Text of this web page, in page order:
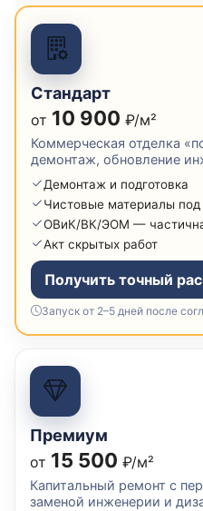
Стандарт
от 10 900 ₽/м²
Коммерческая отделка
демонтаж, обновление
Демонтаж и подготовка
Чистовые материалы под
ОВиК/ВК/ЭОМ —
Акт скрытых работ
Получить точный
Запуск от 2–5 дней после
Премиум
от 15 500 ₽/м²
Капитальный ремонт с
заменой инженерии и